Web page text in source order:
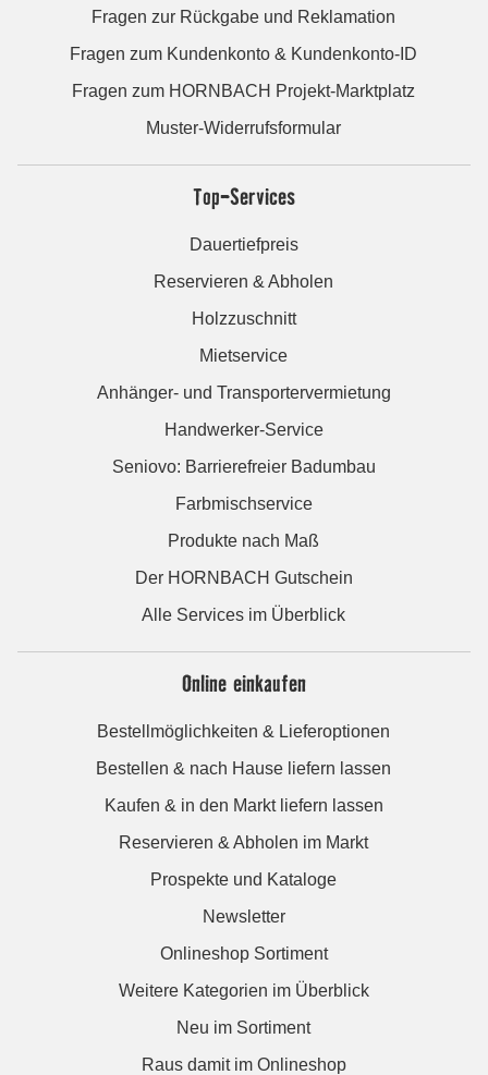
Fragen zur Rückgabe und Reklamation
Fragen zum Kundenkonto & Kundenkonto-ID
Fragen zum HORNBACH Projekt-Marktplatz
Muster-Widerrufsformular
Top-Services
Dauertiefpreis
Reservieren & Abholen
Holzzuschnitt
Mietservice
Anhänger- und Transportervermietung
Handwerker-Service
Seniovo: Barrierefreier Badumbau
Farbmischservice
Produkte nach Maß
Der HORNBACH Gutschein
Alle Services im Überblick
Online einkaufen
Bestellmöglichkeiten & Lieferoptionen
Bestellen & nach Hause liefern lassen
Kaufen & in den Markt liefern lassen
Reservieren & Abholen im Markt
Prospekte und Kataloge
Newsletter
Onlineshop Sortiment
Weitere Kategorien im Überblick
Neu im Sortiment
Raus damit im Onlineshop